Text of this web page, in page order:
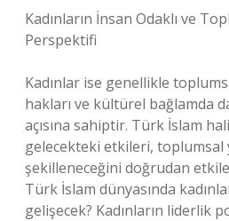
Kadınların İnsan Odaklı ve
Perspektifi
Kadınlar ise genellikle
hakları ve kültürel bağlamda
açısına sahiptir. Türk İslam
gelecekteki etkileri, toplumsal
şekilleneceğini doğrudan
Türk İslam dünyasında
gelişecek? Kadınların liderlik